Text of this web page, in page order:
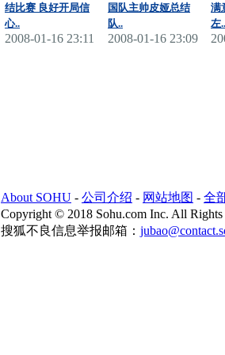
结比赛 良好开局信
心..
2008-01-16 23:11
国队主帅皮娅总结
队..
2008-01-16 23:09
满
左..
About SOHU - 公司介绍 - 网站地图 - 全
Copyright © 2018 Sohu.com Inc. All
搜狐不良信息举报邮箱：